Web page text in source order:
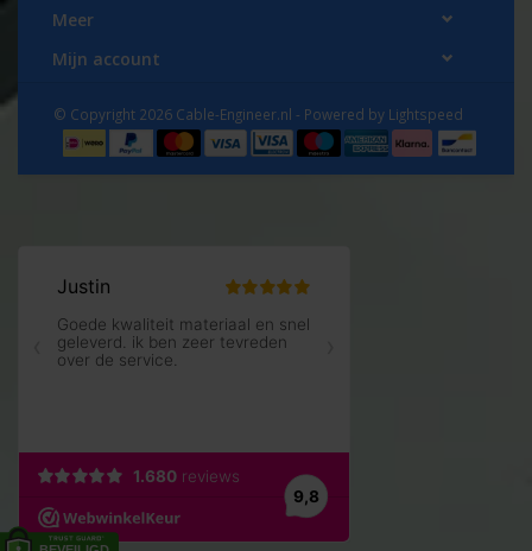
B = 5,0 mm
! Voor handig en makkelijk opbergen van je
kabelschoenen; bestel zo'n handige Raaco Pocket-
Box voor slechts € 3,- extra via de drop-down-lijst
naast de grote foto !
bijgekomen en inmiddels heeft deze kabelschoen
meer namen dan een doorgewinterde spion. Wij
noemen ze vlaksteker (mannelijk) en vlakstekerhuls
(vrouwelijk).
Meer
Mijn account
© Copyright 2026 Cable-Engineer.nl - Powered by Lightspeed